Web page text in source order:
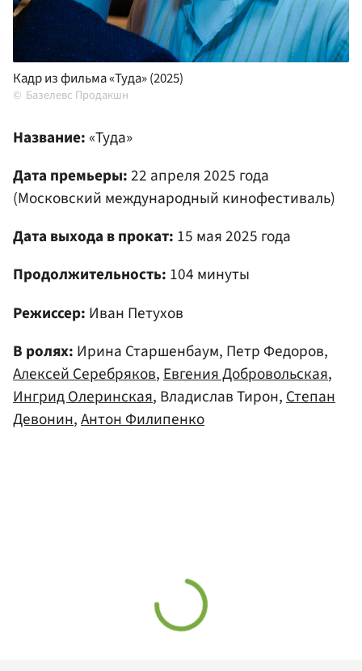
Кадр из фильма «Туда» (2025)
Базелевс Продакшн
Название:«Туда»
Дата премьеры:22 апреля 2025 года
(Московский международный кинофестиваль)
Дата выхода в прокат: 15 мая 2025 года
Продолжительность: 104 минуты
Режиссер: Иван Петухов
В ролях: Ирина Старшенбаум, Петр Федоров,
Алексей Серебряков,Евгения Добровольская,
Ингрид Олеринская, Владислав Тирон,Степан
Девонин,Антон Филипенко